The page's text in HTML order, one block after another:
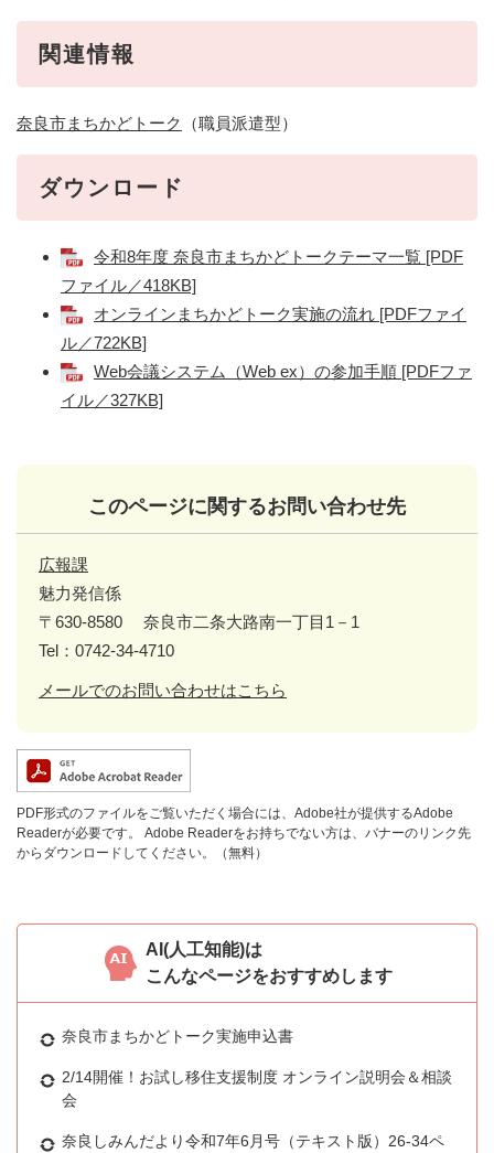
関連情報
奈良市まちかどトーク （職員派遣型）
ダウンロード
令和8年度 奈良市まちかどトークテーマ一覧 [PDF
ファイル／418KB]
オンラインまちかどトーク実施の流れ [PDFファイ
ル／722KB]
Web会議システム（Web ex）の参加手順 [PDFファ
イル／327KB]
このページに関するお問い合わせ先
広報課
魅力発信係
〒630-8580
奈良市二条大路南一丁目1－1
Tel：0742-34-4710
メールでのお問い合わせはこちら
PDF形式のファイルをご覧いただく場合には、Adobe社が提供するAdobe
Readerが必要です。
Adobe Readerをお持ちでない方は、バナーのリンク先
からダウンロードしてください。（無料）
AI(人工知能)は
こんなページをおすすめします
奈良市まちかどトーク実施申込書
2/14開催！お試し移住支援制度 オンライン説明会＆相談
会
奈良しみんだより令和7年6月号（テキスト版）26-34ペ